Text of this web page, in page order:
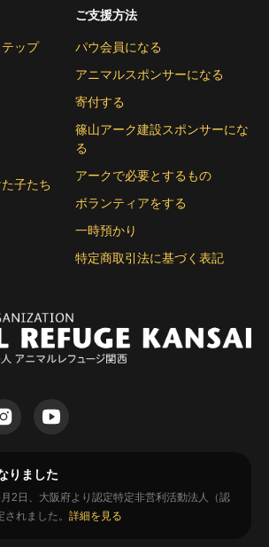
ップ
子たち
ご支援方法
パウ会員になる
アニマルスポンサーになる
寄付する
篠山アーク建設スポンサーにな
る
アークで必要とするもの
ボランティアをする
一時預かり
特定商取引法に基づく表記
りました
2日、大阪府より認定特定非営利活動法人（認
れました。 詳細を見る